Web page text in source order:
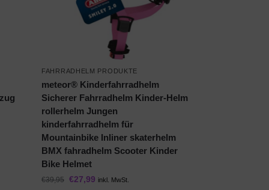
FAHRRADHELM PRODUKTE
meteor® Kinderfahrradhelm
Sicherer Fahrradhelm Kinder-Helm
rollerhelm Jungen
kinderfahrradhelm für
Mountainbike Inliner skaterhelm
BMX fahradhelm Scooter Kinder
Bike Helmet
€39,95 €27,99 inkl. MwSt.